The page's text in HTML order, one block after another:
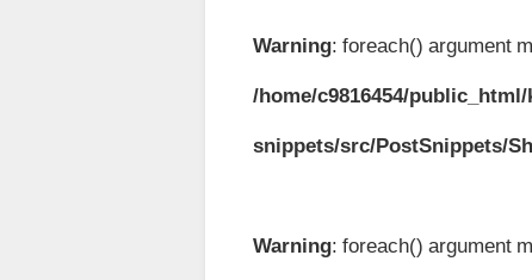
Warning: foreach() argument
/home/c9816454/
snippets/src/PostSnippets/
Warning: foreach() argument